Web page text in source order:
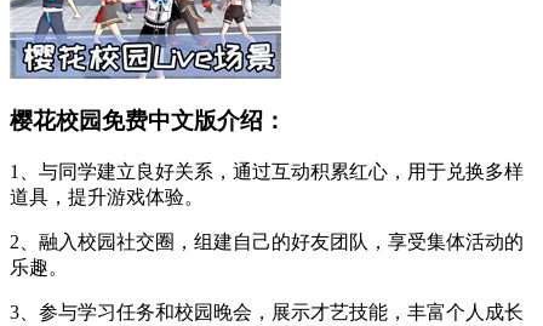
樱花校园免费中文版介绍：
1、与同学建立良好关系，通过互动积累红心，用于兑换多样
道具，提升游戏体验。
2、融入校园社交圈，组建自己的好友团队，享受集体活动的
乐趣。
3、参与学习任务和校园晚会，展示才艺技能，丰富个人成长